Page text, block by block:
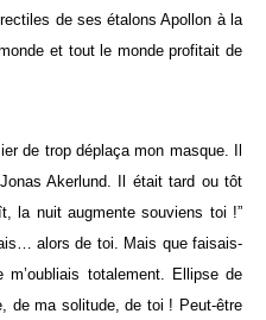
de ses étalons Apollon à la
et tout le monde profitait de
de trop déplaça mon masque. Il
Akerlund. Il était tard ou tôt
la nuit augmente souviens toi !”
alors de toi. Mais que faisais-
totalement. Ellipse de
de ma solitude, de toi ! Peut-être